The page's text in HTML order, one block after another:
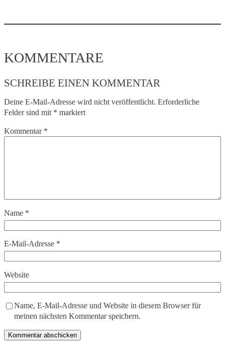
KOMMENTARE
SCHREIBE EINEN KOMMENTAR
Deine E-Mail-Adresse wird nicht veröffentlicht. Erforderliche
Felder sind mit * markiert
Kommentar *
Name *
E-Mail-Adresse *
Website
Name, E-Mail-Adresse und Website in diesem Browser für
meinen nächsten Kommentar speichern.